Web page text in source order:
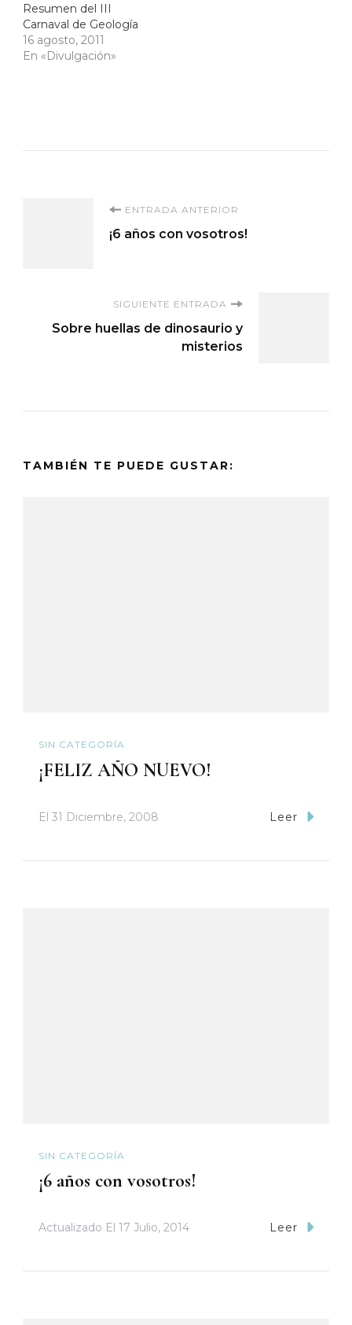
Resumen del III
Carnaval de Geología
16 agosto, 2011
En «Divulgación»
Navegación
entradas
ENTRADA ANTERIOR
¡6 años con vosotros!
SIGUIENTE ENTRADA
Sobre huellas de dinosaurio y
misterios
TAMBIÉN TE PUEDE GUSTAR:
SIN CATEGORÍA
¡FELIZ AÑO NUEVO!
El 31 Diciembre, 2008 Leer
SIN CATEGORÍA
¡6 años con vosotros!
Actualizado El 17 Julio, 2014 Leer